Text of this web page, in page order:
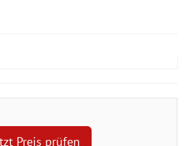
Preis prüfen